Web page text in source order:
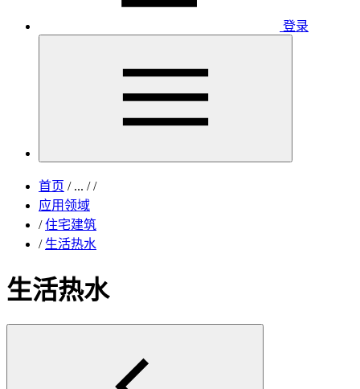
登录
首页 /... / /
应用领域
/ 住宅建筑
/ 生活热水
生活热水